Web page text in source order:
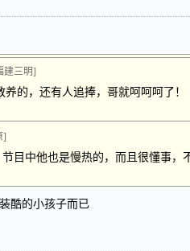
建三明]
的，还有人追捧，哥就呵呵呵了！
]
目中他也是慢热的，而且很懂事，
酷的小孩子而已